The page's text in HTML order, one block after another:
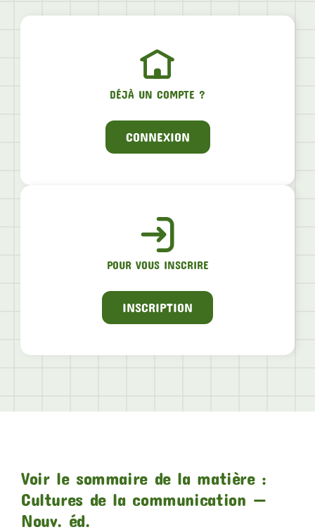
DÉJÀ UN COMPTE ?
CONNEXION
POUR VOUS INSCRIRE
INSCRIPTION
Voir le sommaire de la matière :
Cultures de la communication —
Nouv. éd.